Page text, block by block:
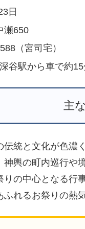
日
瀬650
（宮司宅）
谷駅から車で約
主
伝統と文化が色濃
神輿の町内巡行や
りの中心となる行
れるお祭りの熱